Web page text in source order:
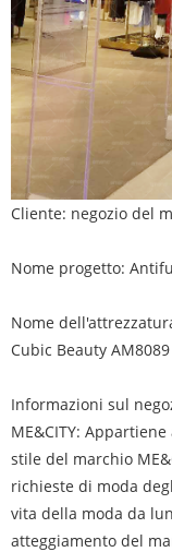
Cliente: negozio del
Nome progetto:
Nome
Cubic Beauty AM8089
Informazioni sul
ME&CITY:
stile del marchio
richieste di moda
vita della moda da
atteggiamento del